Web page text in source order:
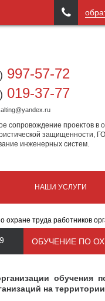

997-57-72
019-37-77
сопровождение проектов в
защищенности,
инженерных систем.
НАШИ УСЛУГИ
охране труда работников
ОБУЧЕНИЕ ПО
обучения
на